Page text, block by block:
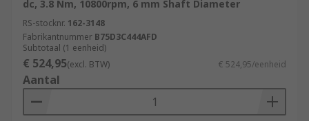
dc, 3.8 Nm, 10800rpm, 6 mm Shaft Diameter
RS-stocknr. 162-3148
Fabrikantnummer B75D3C444AFD
Subtotaal (1 eenheid)
€ 524,95(excl. BTW) € 524,95/eenheid
Aantal